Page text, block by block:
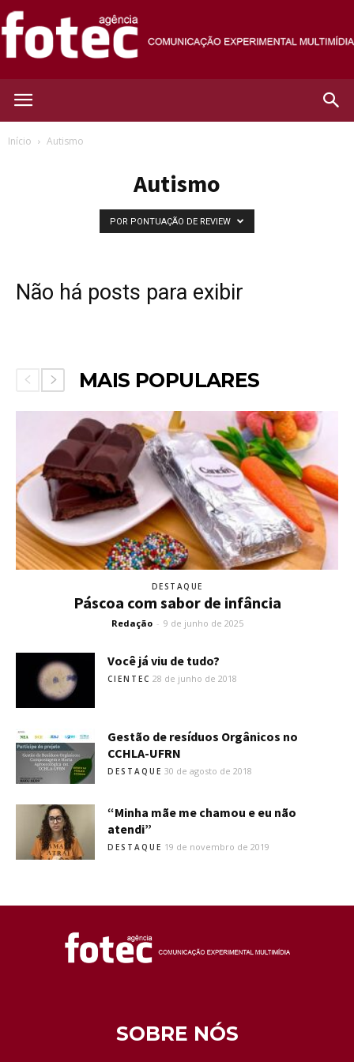
Fotec
Início Autismo
Autismo
POR PONTUAÇÃO DE REVIEW
Não há posts para exibir
MAIS POPULARES
DESTAQUE
Páscoa com sabor de infância
Redação - 9 de junho de 2025
Você já viu de tudo?
CIENTEC 28 de junho de 2018
Gestão de resíduos Orgânicos no
CCHLA-UFRN
DESTAQUE 30 de agosto de 2018
“Minha mãe me chamou e eu não
atendi”
DESTAQUE 19 de novembro de 2019
SOBRE NÓS